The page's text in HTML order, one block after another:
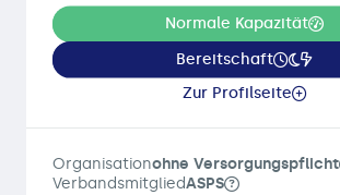
Normale Kapazität
Bereitschaft
Zur Profilseite
Organisationohne Versorgungspflicht
VerbandsmitgliedASPS